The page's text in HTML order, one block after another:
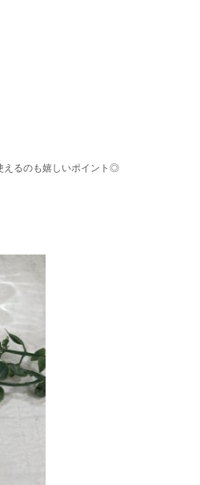
えるのも嬉しいポイント◎